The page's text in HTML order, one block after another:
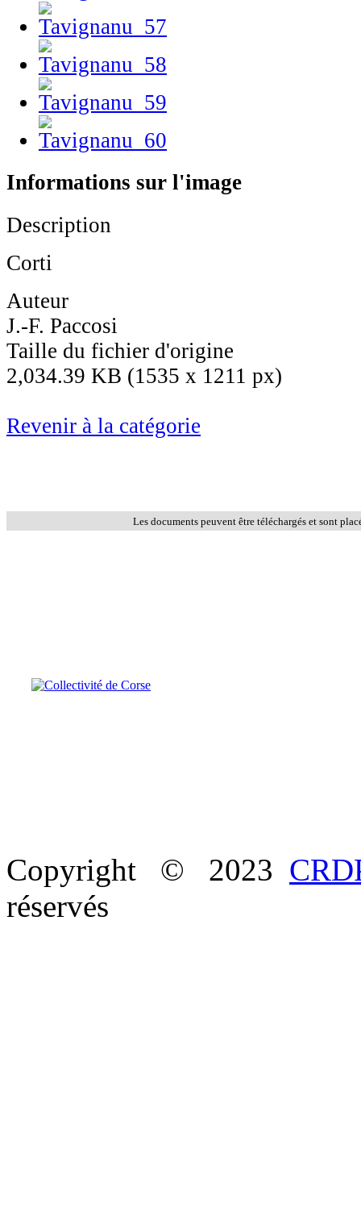
Informations sur l'image
Description
Corti
Auteur
J.-F. Paccosi
Taille du fichier d'origine
2,034.39 KB (1535 x 1211 px)
Revenir à la catégorie
Les documents peuvent être téléchargés et sont
Copyright © 2023
réservés